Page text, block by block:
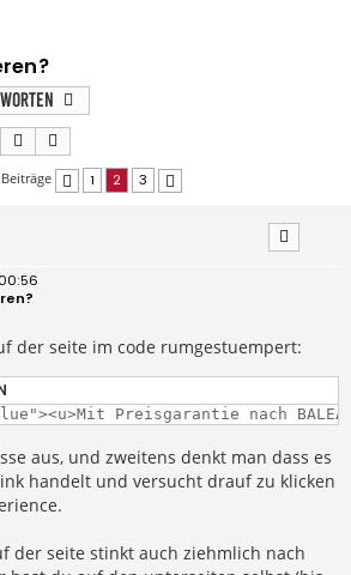
Suche
Vorherige
1 2 3
der seite im code rumgestuempert:
Preisgarantie nach
aus, und zweitens denkt man dass es
handelt und versucht drauf zu klicken
der seite stinkt auch ziehmlich nach